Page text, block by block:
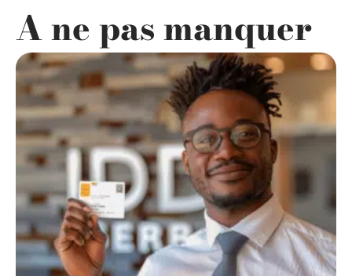
A ne pas manquer